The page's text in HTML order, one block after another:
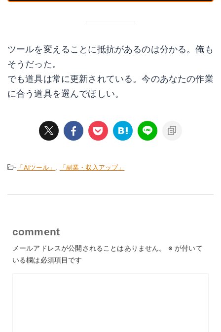
ツールを変えることに抵抗があるのは分かる。俺も
そうだった。
でも道具は常に更新されている。今のあなたの作業
に合う道具を選んでほしい。
- 「AIツール」 「副業・収入アップ」
comment
メールアドレスが公開されることはありません。 ※ が付いて
いる欄は必須項目です